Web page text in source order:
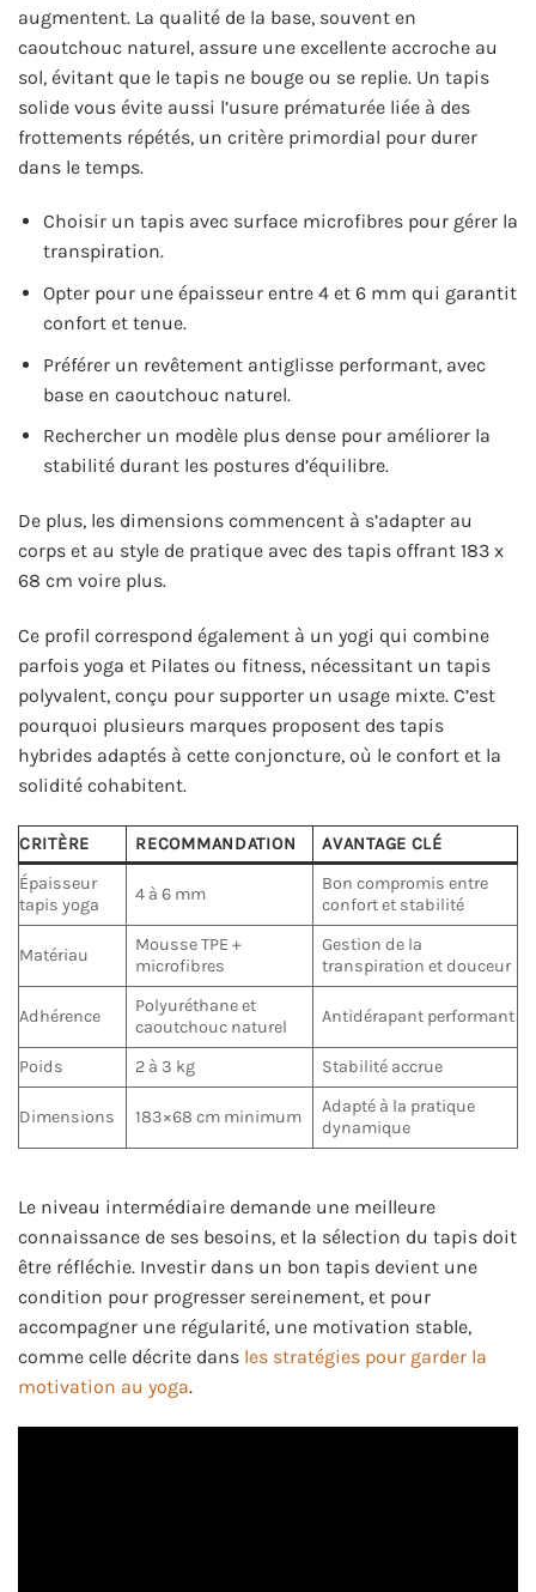
augmentent. La qualité de la base, souvent en
caoutchouc naturel, assure une excellente accroche au
sol, évitant que le tapis ne bouge ou se replie. Un tapis
solide vous évite aussi l’usure prématurée liée à des
frottements répétés, un critère primordial pour durer
dans le temps.
Choisir un tapis avec surface microfibres pour gérer la
transpiration.
Opter pour une épaisseur entre 4 et 6 mm qui garantit
confort et tenue.
Préférer un revêtement antiglisse performant, avec
base en caoutchouc naturel.
Rechercher un modèle plus dense pour améliorer la
stabilité durant les postures d’équilibre.
De plus, les dimensions commencent à s’adapter au
corps et au style de pratique avec des tapis offrant 183 x
68 cm voire plus.
Ce profil correspond également à un yogi qui combine
parfois yoga et Pilates ou fitness, nécessitant un tapis
polyvalent, conçu pour supporter un usage mixte. C’est
pourquoi plusieurs marques proposent des tapis
hybrides adaptés à cette conjoncture, où le confort et la
solidité cohabitent.
CRITÈRE RECOMMANDATION
AVANTAGE CLÉ
Épaisseur
tapis yoga
4 à 6 mm
Bon compromis entre
confort et stabilité
Matériau
Mousse TPE +
microfibres
Gestion de la
transpiration et douceur
Adhérence
Polyuréthane et
caoutchouc naturel
Antidérapant performant
Poids 2 à 3 kg Stabilité accrue
Dimensions 183×68 cm minimum
Adapté à la pratique
dynamique
Le niveau intermédiaire demande une meilleure
connaissance de ses besoins, et la sélection du tapis doit
être réfléchie. Investir dans un bon tapis devient une
condition pour progresser sereinement, et pour
accompagner une régularité, une motivation stable,
comme celle décrite dans les stratégies pour garder la
motivation au yoga.